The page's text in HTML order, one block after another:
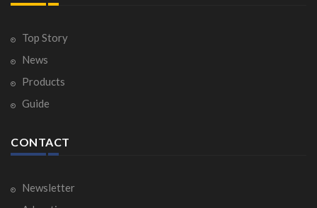
Top Story
News
Products
Guide
CONTACT
Newsletter